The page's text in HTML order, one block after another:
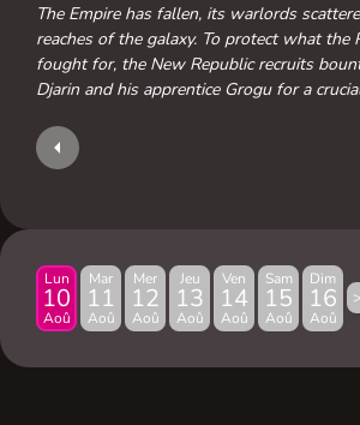
The Empire has fallen, its warlords
reaches of the galaxy. To protect what the
fought for, the New Republic recruits
Djarin and his apprentice Grogu for a
Lun
10
Aoû
Mar
11
Aoû
Mer
12
Aoû
Jeu
13
Aoû
Ven
14
Aoû
Sam
15
Aoû
Dim
16
Aoû
>